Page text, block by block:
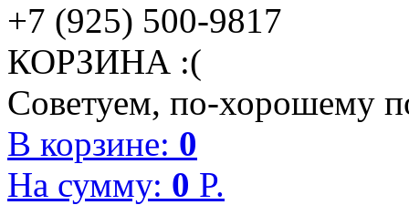
+7 (925) 500-9817
КОРЗИНА :(
Советуем, по-хорошему
В корзине: 0
На сумму: 0 P.